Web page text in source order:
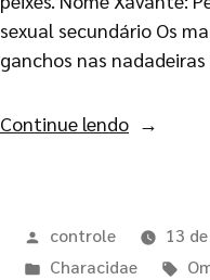
sexual secundário Os
ganchos nas
Continue lendo
controle
13
Characidae